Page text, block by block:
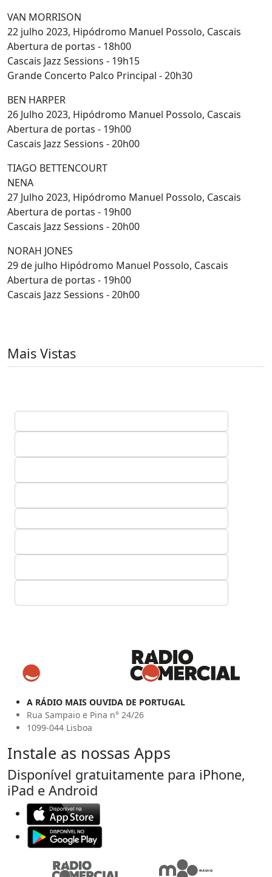
VAN MORRISON
22 julho 2023, Hipódromo Manuel Possolo, Cascais
Abertura de portas - 18h00
Cascais Jazz Sessions - 19h15
Grande Concerto Palco Principal - 20h30
BEN HARPER
26 Julho 2023, Hipódromo Manuel Possolo, Cascais
Abertura de portas - 19h00
Cascais Jazz Sessions - 20h00
TIAGO BETTENCOURT
NENA
27 Julho 2023, Hipódromo Manuel Possolo, Cascais
Abertura de portas - 19h00
Cascais Jazz Sessions - 20h00
NORAH JONES
29 de julho Hipódromo Manuel Possolo, Cascais
Abertura de portas - 19h00
Cascais Jazz Sessions - 20h00
Mais Vistas
A RÁDIO MAIS OUVIDA DE PORTUGAL
Rua Sampaio e Pina n° 24/26
1099-044 Lisboa
Instale as nossas Apps
Disponível gratuitamente para iPhone,
iPad e Android